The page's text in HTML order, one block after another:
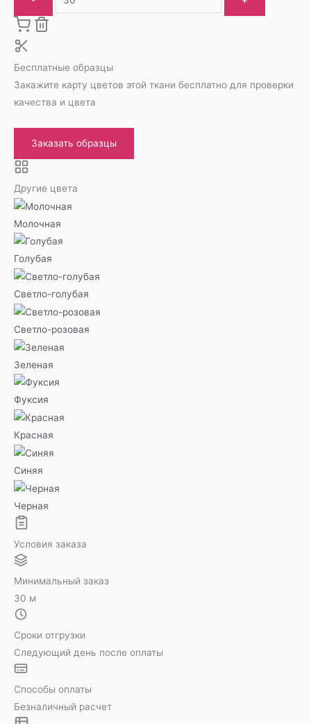
Бесплатные образцы
Закажите карту цветов этой ткани бесплатно для проверки
качества и цвета
Заказать образцы
Другие цвета
Молочная
Голубая
Светло-голубая
Светло-розовая
Зеленая
Фуксия
Красная
Синяя
Черная
Условия заказа
Минимальный заказ
30 м
Сроки отгрузки
Следующий день после оплаты
Способы оплаты
Безналичный расчет